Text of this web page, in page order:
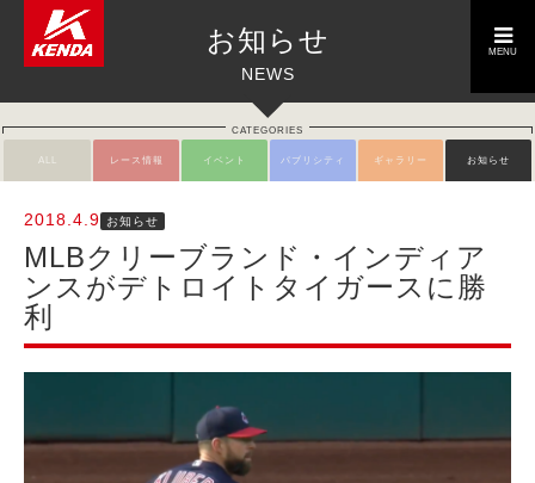
toggle
navigation
MENU
お知らせ
NEWS
CATEGORIES
ALL レース情報 イベント パブリシティ ギャラリー お知らせ
2018.4.9 お知らせ
MLBクリーブランド・インディア
ンスがデトロイトタイガースに勝
利